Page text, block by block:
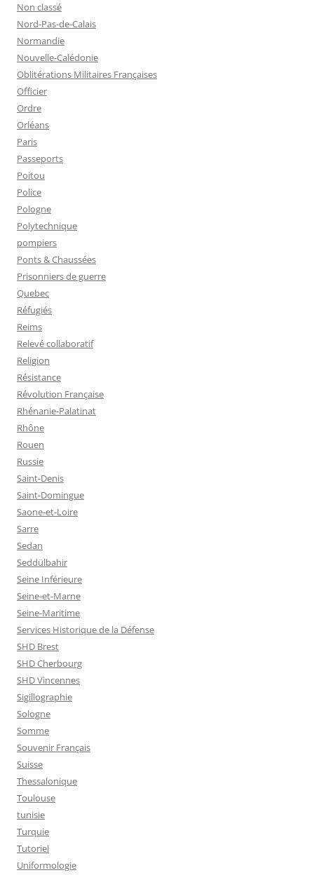
Non classé
Nord-Pas-de-Calais
Normandie
Nouvelle-Calédonie
Oblitérations Militaires Françaises
Officier
Ordre
Orléans
Paris
Passeports
Poitou
Police
Pologne
Polytechnique
pompiers
Ponts & Chaussées
Prisonniers de guerre
Quebec
Réfugiés
Reims
Relevé collaboratif
Religion
Résistance
Révolution Française
Rhénanie-Palatinat
Rhône
Rouen
Russie
Saint-Denis
Saint-Domingue
Saone-et-Loire
Sarre
Sedan
Seddülbahir
Seine Inférieure
Seine-et-Marne
Seine-Maritime
Services Historique de la Défense
SHD Brest
SHD Cherbourg
SHD Vincennes
Sigillographie
Sologne
Somme
Souvenir Français
Suisse
Thessalonique
Toulouse
tunisie
Turquie
Tutoriel
Uniformologie